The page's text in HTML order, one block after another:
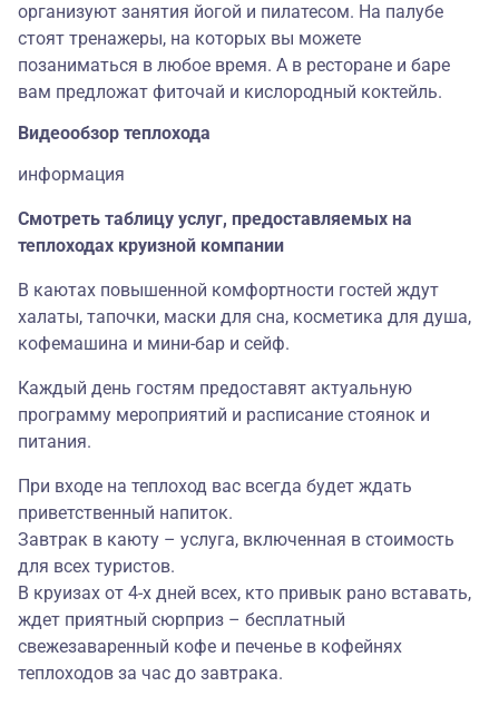
организуют занятия йогой и пилатесом. На палубе
стоят тренажеры, на которых вы можете
позаниматься в любое время. А в ресторане и баре
вам предложат фиточай и кислородный коктейль.
Видеообзор теплохода
информация
Смотреть таблицу услуг, предоставляемых на
теплоходах круизной компании
В каютах повышенной комфортности гостей ждут
халаты, тапочки, маски для сна, косметика для душа,
кофемашина и мини-бар и сейф.
Каждый день гостям предоставят актуальную
программу мероприятий и расписание стоянок и
питания.
При входе на теплоход вас всегда будет ждать
приветственный напиток.
Завтрак в каюту – услуга, включенная в стоимость
для всех туристов.
В круизах от 4-х дней всех, кто привык рано вставать,
ждет приятный сюрприз – бесплатный
свежезаваренный кофе и печенье в кофейнях
теплоходов за час до завтрака.